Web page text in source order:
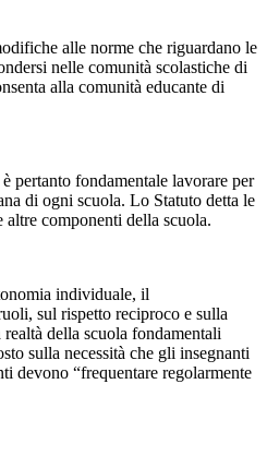
alle norme che riguardano le
nelle comunità scolastiche di
alla comunità educante di
pertanto fondamentale lavorare per
di ogni scuola. Lo Statuto detta le
componenti della scuola.
individuale, il
sul rispetto reciproco e sulla
della scuola fondamentali
sulla necessità che gli insegnanti
devono “frequentare regolarmente